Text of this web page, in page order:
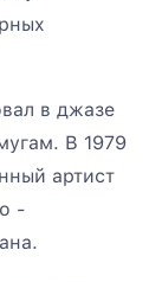
в джазе
В 1979
артист
-